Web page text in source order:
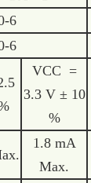
6
6
VCC =
3.3 V ± 10
%
1.8 mA
Max.